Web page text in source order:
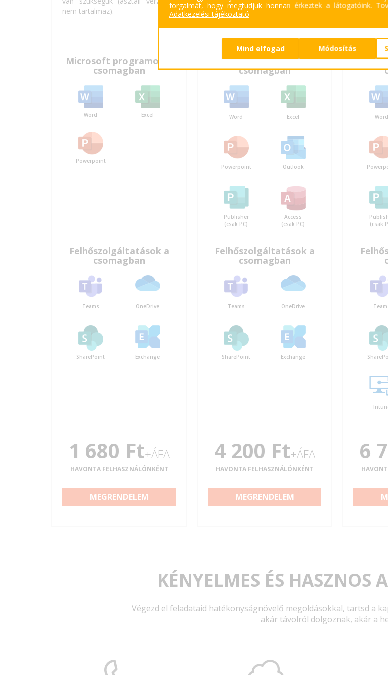
nem tartalmaz).
Microsoft programok a
csomagban
Word Excel
Powerpoint
Felhőszolgáltatások a
csomagban
Teams OneDrive
SharePoint Exchange
1 680 Ft+ÁFA
HAVONTA FELHASZNÁLÓNKÉNT
MEGRENDELEM
eszközön használható prémium
Office-alkalmazások.
Microsoft programok a
csomagban
Word Excel
Powerpoint Outlook
Publisher
(csak PC)
Access
(csak PC)
Felhőszolgáltatások a
csomagban
Teams OneDrive
SharePoint Exchange
4 200 Ft+ÁFA
HAVONTA FELHASZNÁLÓNKÉNT
MEGRENDELEM
Word
(csak
6
KÉNYELMES ÉS HASZNOS
Végezd el feladataid hatékonyságnövelő megoldásokkal, tartsd a
akár távolról dolgoznak, akár a
forgalmát, hogy megtudjuk honnan érkeztek a látogatóink.
Adatkezelési tájékoztató
Mind elfogad Módosítás